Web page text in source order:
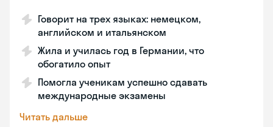
Говорит на трех языках: немецком,
английском и итальянском
Жила и училась год в Германии, что
обогатило опыт
Помогла ученикам успешно сдавать
международные экзамены
Читать дальше